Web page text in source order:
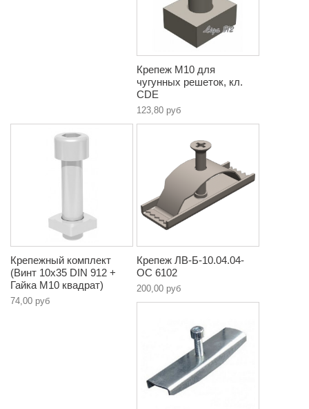
Крепеж М10 для
чугунных решеток, кл.
CDE
123,80 руб
Крепежный комплект
(Винт 10х35 DIN 912 +
Гайка М10 квадрат)
74,00 руб
Крепеж ЛВ-Б-10.04.04-
ОС 6102
200,00 руб